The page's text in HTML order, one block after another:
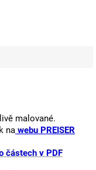
malované.
na webu PREISER
částech v PDF